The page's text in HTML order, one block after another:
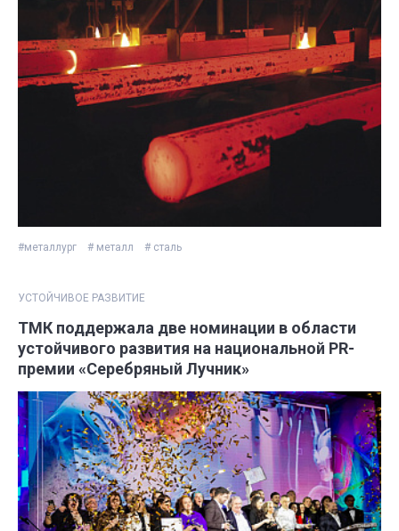
#металлург # металл # сталь
УСТОЙЧИВОЕ РАЗВИТИЕ
ТМК поддержала две номинации в области
устойчивого развития на национальной PR-
премии «Серебряный Лучник»